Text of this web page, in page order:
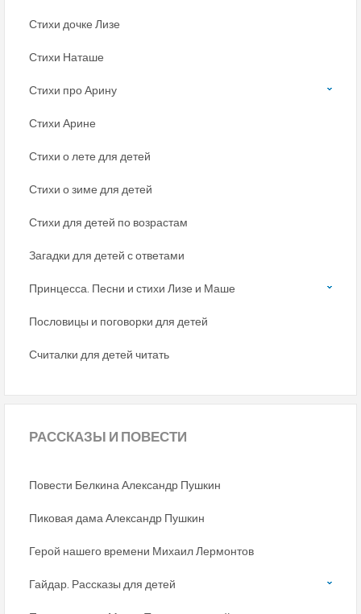
Стихи дочке Лизе
Стихи Наташе
Стихи про Арину
Стихи Арине
Стихи о лете для детей
Стихи о зиме для детей
Стихи для детей по возрастам
Загадки для детей с ответами
Принцесса. Песни и стихи Лизе и Маше
Пословицы и поговорки для детей
Считалки для детей читать
РАССКАЗЫ И ПОВЕСТИ
Повести Белкина Александр Пушкин
Пиковая дама Александр Пушкин
Герой нашего времени Михаил Лермонтов
Гайдар. Рассказы для детей